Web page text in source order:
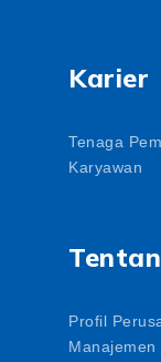
Karier
Tenaga
Karyawan
Profil
Manajemen